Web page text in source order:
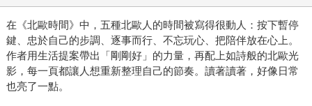
在《北歐時間》中，五種北歐人的時間被寫得很動人：按下暫停
鍵、忠於自己的步調、逐事而行、不忘玩心、把陪伴放在心上。
作者用生活提案帶出「剛剛好」的力量，再配上如詩般的北歐光
影，每一頁都讓人想重新整理自己的節奏。讀著讀著，好像日常
也亮了一點。